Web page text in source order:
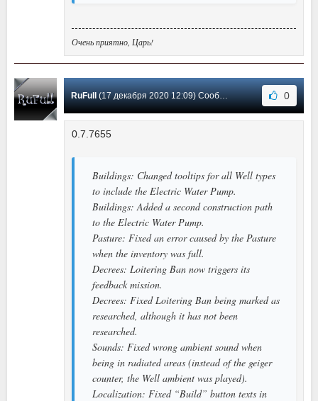
Очень приятно, Царь!
RuFull(17 декабря 2020 12:09) Сообщение #3 0
0.7.7655
Buildings: Changed tooltips for all Well types
to include the Electric Water Pump.
Buildings: Added a second construction path
to the Electric Water Pump.
Pasture: Fixed an error caused by the Pasture
when the inventory was full.
Decrees: Loitering Ban now triggers its
feedback mission.
Decrees: Fixed Loitering Ban being marked as
researched, although it has not been
researched.
Sounds: Fixed wrong ambient sound when
being in radiated areas (instead of the geiger
counter, the Well ambient was played).
Localization: Fixed “Build” button texts in